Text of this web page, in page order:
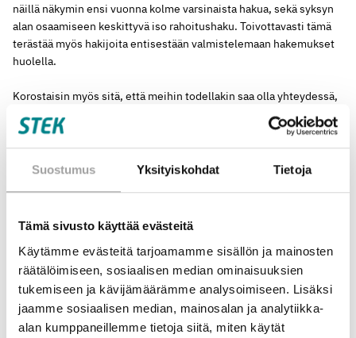
Suostumus Yksityiskohdat Tietoja
Tämä sivusto käyttää evästeitä
Käytämme evästeitä tarjoamamme sisällön ja mainosten
räätälöimiseen, sosiaalisen median ominaisuuksien
tukemiseen ja kävijämäärämme analysoimiseen. Lisäksi
jaamme sosiaalisen median, mainosalan ja analytiikka-
alan kumppaneillemme tietoja siitä, miten käytät
näillä näkymin ensi vuonna kolme varsinaista hakua, sekä syksyn
alan osaamiseen keskittyvä iso rahoitushaku. Toivottavasti tämä
terästää myös hakijoita entisestään valmistelemaan hakemukset
huolella.
Korostaisin myös sitä, että meihin todellakin saa olla yhteydessä,
jos jokin rahoituskriteerimme tai muu rahoituksen hakemiseen
liittyvä asia mietityttää.
Vuonna 2026 panostamme entistä enemmän hakuprosessin
perusteltavaa ja tasapuolista kaikissa kolmessa rahoituksen
kategoriassamme. Myös rahoituksen myöntöjä niin suunnattujen
hakujen kuin pienemmän mittakaavan hankkeissa tarkennetaan.
Se haastaa mielekkäällä ja tärkeällä tavalla, koska rahoitus on
saatava kohdentumaan fiksusti ja vaikuttavasti. Kriteerien täytyy
elää ajassa yhtä jalkaa energiamurroksen kanssa. Hereillä on siis